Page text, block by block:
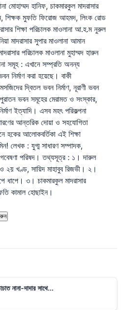
মোহাম্মদ হানিফ, চাকমারকুল মাদরাসার
শিক্ষক মুফতি ফিরোজ আহমদ, লিংক রোড
শিক্ষা পরিচালক মাওলানা আ.হ.ম নুরুল
মাদরাসার সুপার মাওলানা আমান
পরিচালক মাওলানা মুহাম্মদ হারুন
সমূহ : এখানে সম্প্রতি অনন্য
নির্মাণ করা হয়েছে। বাকী
দ্বিতল ভবন নির্মাণ, নূরাণী ভবন
পুরাতন ভবন সমূহের মেরামত ও সংস্কার,
ইত্যাদি। এসব মহৎ পরিকল্পনা
আন্তরিক দোয়া ও সহযোগিতা
হকের আলোকবর্তিকা এই শিক্ষা
লেখক : যুগ্ম সাধারণ সম্পাদক,
গবেষণা পরিষদ। তথ্যসূত্র : ১। দারুল
২য় খণ্ড, সায়িদ মাহাবুব রিজভী। ২।
ধাপে। ৩। চাকমারকুল মাদরাসার
কামাল হোছাইন।
নানা-দাদার সাথে...